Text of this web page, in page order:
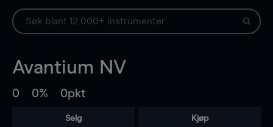
Avantium NV
0 0% 0pkt
Selg Kjøp